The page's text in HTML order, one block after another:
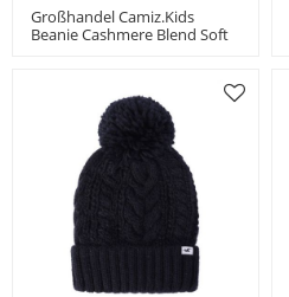
Großhandel Camiz.kids
Beanie Cashmere Blend Soft